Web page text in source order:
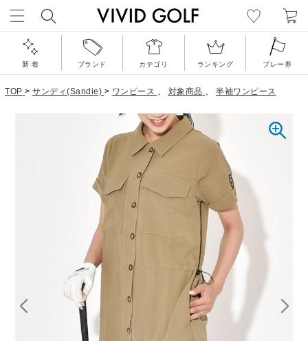
新 着 ブランド カテゴリ ランキング プレー券
TOP > サンディ(Sandie) > ワンピース 、 対象商品 、 半袖ワンピース